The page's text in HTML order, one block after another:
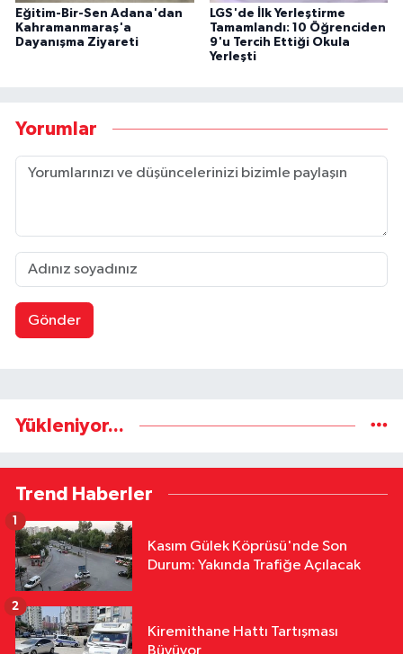
Eğitim-Bir-Sen Adana'dan
Kahramanmaraş'a
Dayanışma Ziyareti
LGS'de İlk Yerleştirme
Tamamlandı: 10 Öğrenciden
9'u Tercih Ettiği Okula
Yerleşti
Yorumlar
Gönder
Yükleniyor...
Trend Haberler
Kasım Gülek Köprüsü'nde Son
Durum: Yakında Trafiğe Açılacak
1
Kiremithane Hattı Tartışması
2